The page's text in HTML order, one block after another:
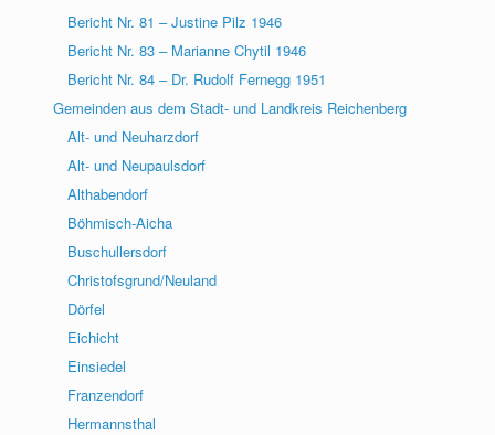
Bericht Nr. 81 – Justine Pilz 1946
Bericht Nr. 83 – Marianne Chytil 1946
Bericht Nr. 84 – Dr. Rudolf Fernegg 1951
Gemeinden aus dem Stadt- und Landkreis Reichenberg
Alt- und Neuharzdorf
Alt- und Neupaulsdorf
Althabendorf
Böhmisch-Aicha
Buschullersdorf
Christofsgrund/Neuland
Dörfel
Eichicht
Einsiedel
Franzendorf
Hermannsthal